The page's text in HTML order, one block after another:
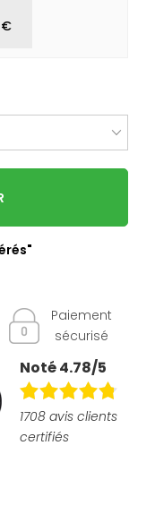
€
Paiement
sécurisé
Noté 4.78/5
1708 avis clients
certifiés